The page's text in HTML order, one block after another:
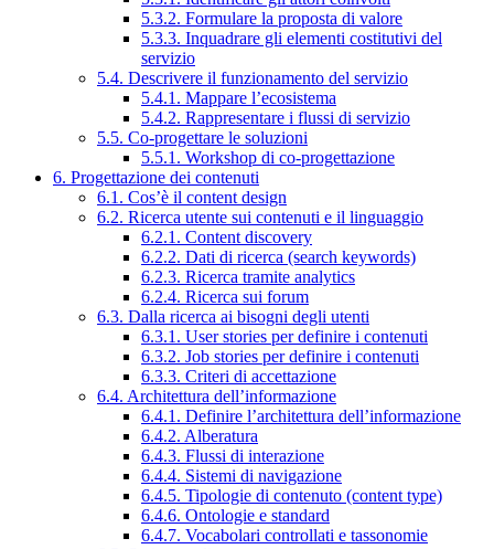
5.3.2. Formulare la proposta di valore
5.3.3. Inquadrare gli elementi costitutivi del
servizio
5.4. Descrivere il funzionamento del servizio
5.4.1. Mappare l’ecosistema
5.4.2. Rappresentare i flussi di servizio
5.5. Co-progettare le soluzioni
5.5.1. Workshop di co-progettazione
6. Progettazione dei contenuti
6.1. Cos’è il content design
6.2. Ricerca utente sui contenuti e il linguaggio
6.2.1. Content discovery
6.2.2. Dati di ricerca (search keywords)
6.2.3. Ricerca tramite analytics
6.2.4. Ricerca sui forum
6.3. Dalla ricerca ai bisogni degli utenti
6.3.1. User stories per definire i contenuti
6.3.2. Job stories per definire i contenuti
6.3.3. Criteri di accettazione
6.4. Architettura dell’informazione
6.4.1. Definire l’architettura dell’informazione
6.4.2. Alberatura
6.4.3. Flussi di interazione
6.4.4. Sistemi di navigazione
6.4.5. Tipologie di contenuto (content type)
6.4.6. Ontologie e standard
6.4.7. Vocabolari controllati e tassonomie